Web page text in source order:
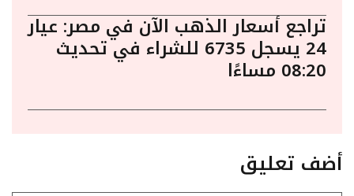
تراجع أسعار الذهب الآن في مصر: عيار
24 يسجل 6735 للشراء في تحديث
08:20 مساءًا
أضف تعليق